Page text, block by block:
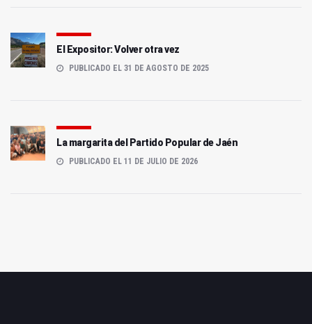
El Expositor: Volver otra vez
PUBLICADO EL 31 DE AGOSTO DE 2025
La margarita del Partido Popular de Jaén
PUBLICADO EL 11 DE JULIO DE 2026